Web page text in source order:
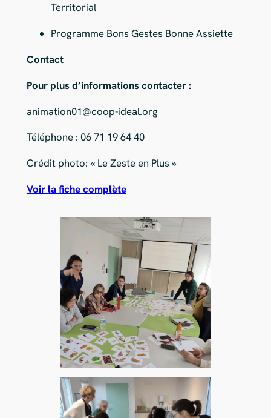
Territorial
Programme Bons Gestes Bonne Assiette
Contact
Pour plus d’informations contacter :
animation01@coop-ideal.org
Téléphone : 06 71 19 64 40
Crédit photo: « Le Zeste en Plus »
Voir la fiche complète